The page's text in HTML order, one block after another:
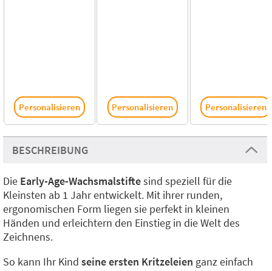
Personalisieren Personalisieren Personalisieren
BESCHREIBUNG
Die Early-Age-Wachsmalstiftesind speziell für die
Kleinsten ab 1 Jahr entwickelt. Mit ihrer runden,
ergonomischen Form liegen sie perfekt in kleinen
Händen und erleichtern den Einstieg in die Welt des
Zeichnens.
So kann Ihr Kind seine ersten Kritzeleien ganz einfach